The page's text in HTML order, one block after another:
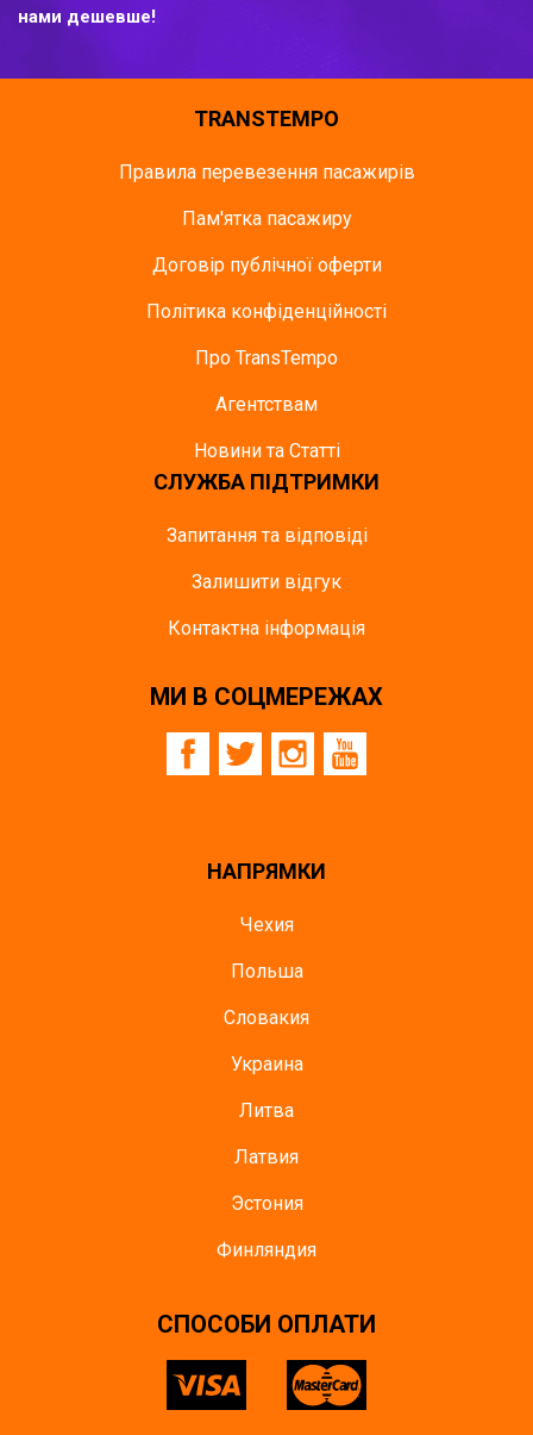
нами дешевше!
TRANSTEMPO
Правила перевезення пасажирів
Пам'ятка пасажиру
Договір публічної оферти
Політика конфіденційності
Про TransTempo
Агентствам
Новини та Статті
СЛУЖБА ПІДТРИМКИ
Запитання та відповіді
Залишити відгук
Контактна інформація
МИ В СОЦМЕРЕЖАХ
НАПРЯМКИ
Чехия
Польша
Словакия
Украина
Литва
Латвия
Эстония
Финляндия
СПОСОБИ ОПЛАТИ